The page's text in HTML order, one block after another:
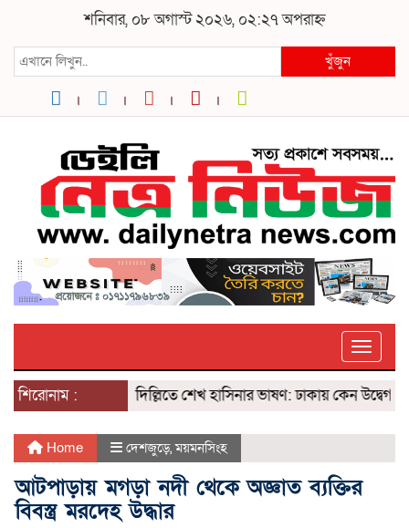
শনিবার, ০৮ অগাস্ট ২০২৬, ০২:২৭ অপরাহ্ন
খুঁজুন
শিরোনাম : দিল্লিতে শেখ হাসিনার ভাষণ: ঢাকায় কেন উদ্বেগ? ৫
Home দেশজুড়ে,ময়মনসিংহ
আটপাড়ায় মগড়া নদী থেকে অজ্ঞাত ব্যক্তির
বিবস্ত্র মরদেহ উদ্ধার